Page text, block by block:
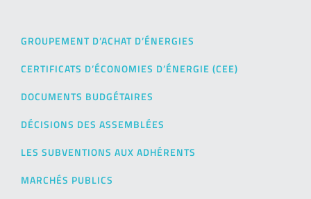
GROUPEMENT D’ACHAT D’ÉNERGIES
CERTIFICATS D’ÉCONOMIES D’ÉNERGIE (CEE)
DOCUMENTS BUDGÉTAIRES
DÉCISIONS DES ASSEMBLÉES
LES SUBVENTIONS AUX ADHÉRENTS
MARCHÉS PUBLICS